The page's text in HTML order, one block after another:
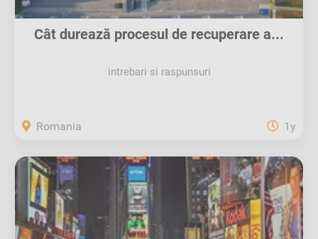
Cât durează procesul de recuperare a...
intrebari si raspunsuri
Romania 1y